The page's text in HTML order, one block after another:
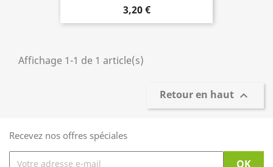
3,20 €
Affichage 1-1 de 1 article(s)
Retour en haut 
Recevez nos offres spéciales